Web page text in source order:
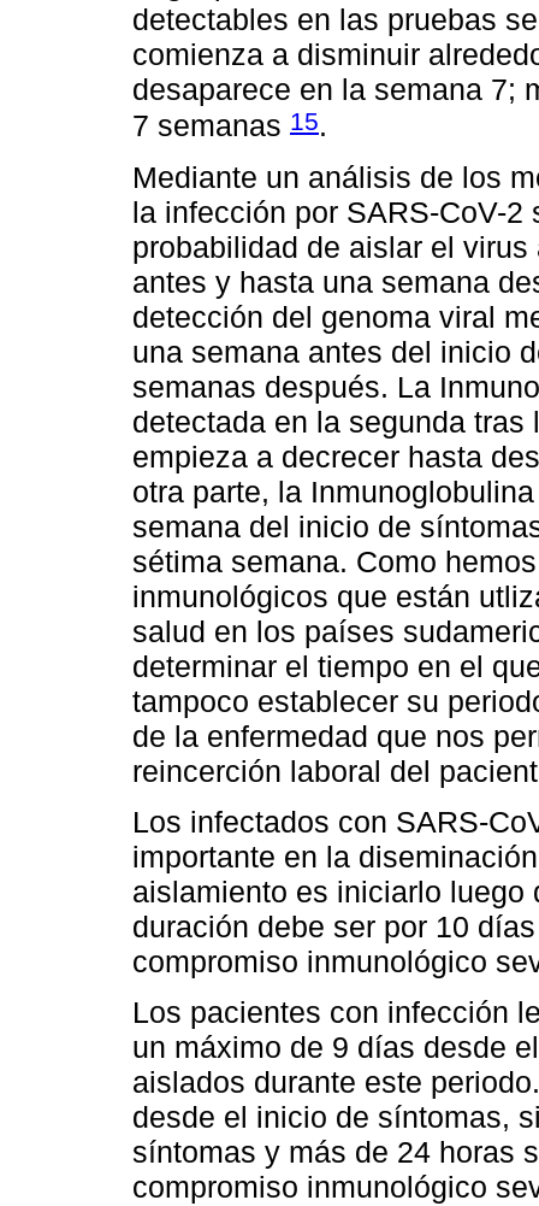
detectables en las pruebas
comienza a disminuir
desaparece en la semana 7;
7 semanas 15.
Mediante un análisis de los
la infección por SARS-CoV-
probabilidad de aislar el
antes y hasta una semana
detección del genoma viral
una semana antes del inicio
semanas después. La
detectada en la segunda
empieza a decrecer hasta
otra parte, la
semana del inicio de
sétima semana. Como
inmunológicos que están
salud en los países
determinar el tiempo en el
tampoco establecer su
de la enfermedad que nos
reincerción laboral del
Los infectados con SARS-
importante en la
aislamiento es iniciarlo luego
duración debe ser por 10
compromiso inmunológico
Los pacientes con infección
un máximo de 9 días desde
aislados durante este
desde el inicio de síntomas,
síntomas y más de 24 horas
compromiso inmunológico